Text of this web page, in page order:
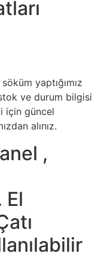
söküm yaptığımız
ve durum bilgisi
için güncel
alınız.
,
El